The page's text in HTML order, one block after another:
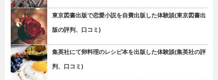
東京図書出版で恋愛小説を自費出版した体験談(東京図書出
版の評判、口コミ)
集英社にて卵料理のレシピ本を出版した体験談(集英社の評
判、口コミ)